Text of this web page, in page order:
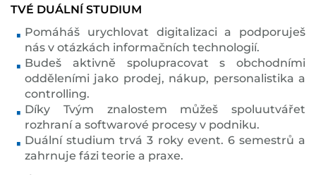
TVÉ DUÁLNÍ STUDIUM
Pomáháš urychlovat digitalizaci a podporuješ
nás v otázkách informačních technologií.
Budeš aktivně spolupracovat s obchodními
odděleními jako prodej, nákup, personalistika a
controlling.
Díky Tvým znalostem můžeš spoluutvářet
rozhraní a softwarové procesy v podniku.
Duální studium trvá 3 roky event. 6 semestrů a
zahrnuje fázi teorie a praxe.